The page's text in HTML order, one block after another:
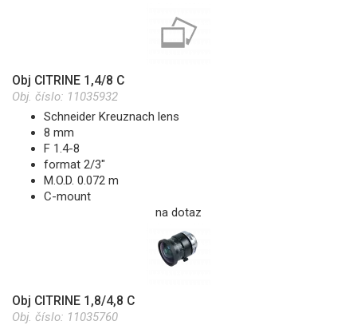
Obj CITRINE 1,4/8 C
Obj. číslo: 11035932
Schneider Kreuznach lens
8 mm
F 1.4-8
format 2/3"
M.O.D. 0.072 m
C-mount
na dotaz
Obj CITRINE 1,8/4,8 C
Obj. číslo: 11035760